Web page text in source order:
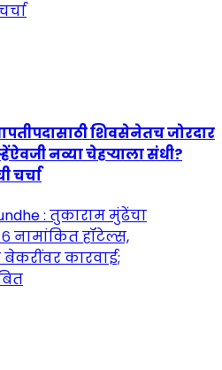
शिवसेनेतच जोरदार
नव्या चेहऱ्याला संधी?
चर्चा